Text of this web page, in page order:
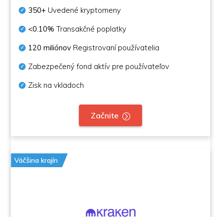
350+ Uvedené kryptomeny
<0.10% Transakčné poplatky
120 miliónov Registrovaní používatelia
Zabezpečený fond aktív pre používateľov
Zisk na vkladoch
Začnite
Väčšina krajín